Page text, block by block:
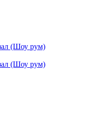
(Шоу рум)
(Шоу рум)